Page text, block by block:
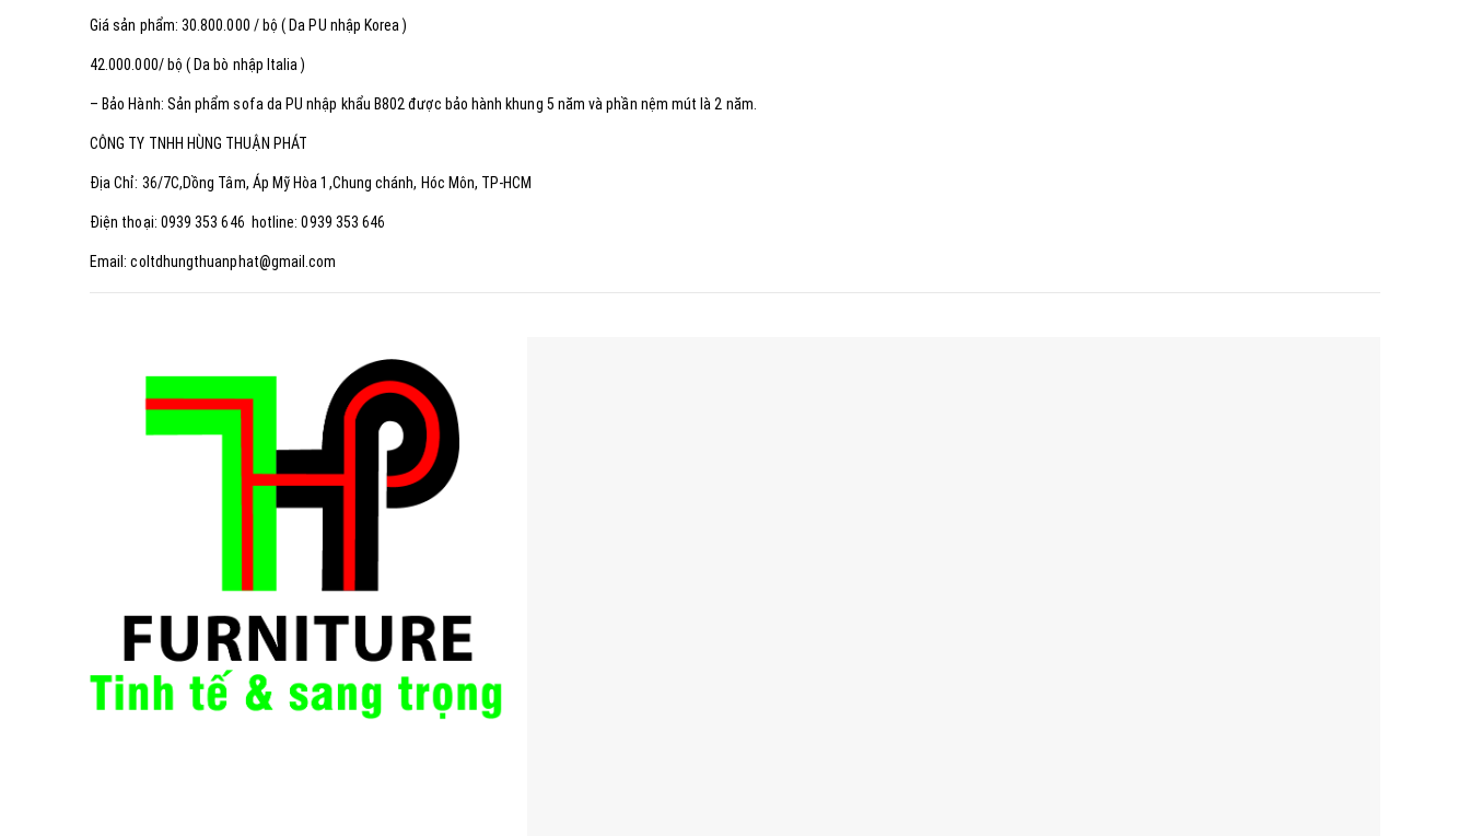
Giá sản phẩm: 30.800.000 / bộ ( Da PU nhập Korea )
42.000.000/ bộ ( Da bò nhập Italia )
– Bảo Hành: Sản phẩm sofa da PU nhập khẩu B802 được bảo hành khung 5 năm và phần nệm mút là 2 năm.
CÔNG TY TNHH HÙNG THUẬN PHÁT
Địa Chỉ: 36/7C,Dồng Tâm, Áp Mỹ Hòa 1,Chung chánh, Hóc Môn, TP-HCM
Điện thoại: 0939 353 646 hotline: 0939 353 646
Email: coltdhungthuanphat@gmail.com